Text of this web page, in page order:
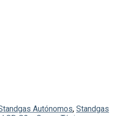
Autónomos, Standgas